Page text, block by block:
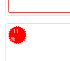
-11
%